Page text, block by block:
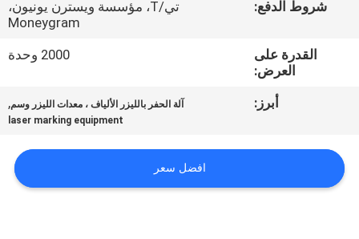
مراقبة
اطلب
اقتباس
شروط الدفع:
تي/T، مؤسسة ويسترن يونيون،
Moneygram
القدرة على
العرض:
2000 وحدة
أبرز: آلة الحفر بالليزر الألياف ، معدات الليزر وسم,
laser marking equipment
افضل سعر